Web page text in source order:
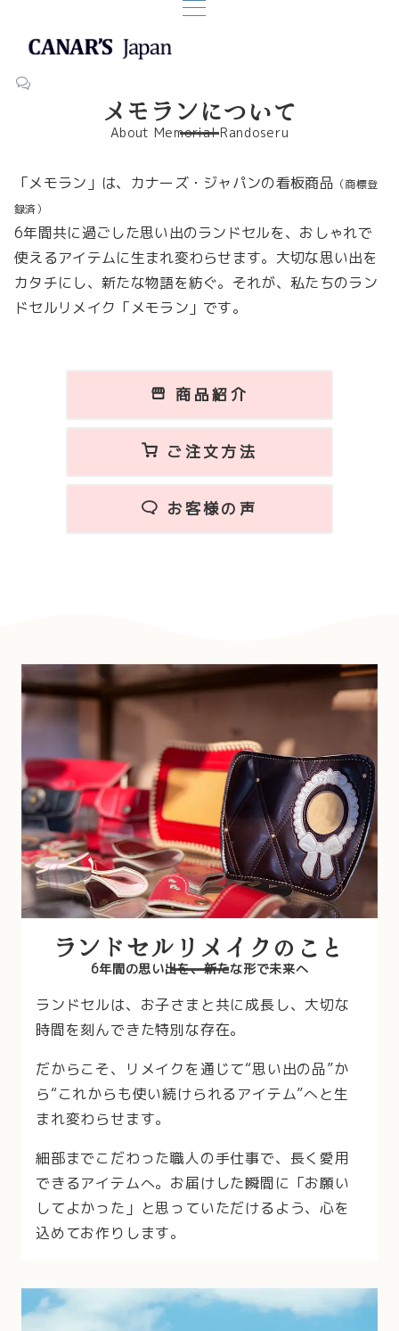
メモランについて
About Memorial Randoseru
「メモラン」は、カナーズ・ジャパンの看板商品 （商標登
録済）
6年間共に過ごした思い出のランドセルを、おしゃれで
使えるアイテムに生まれ変わらせます。大切な思い出を
カタチにし、新たな物語を紡ぐ。それが、私たちのラン
ドセルリメイク「メモラン」です。
商品紹介
ご注文方法
お客様の声
ランドセルリメイクのこと
6年間の思い出を、新たな形で未来へ
ランドセルは、お子さまと共に成長し、大切な
時間を刻んできた特別な存在。
だからこそ、リメイクを通じて“思い出の品”か
ら“これからも使い続けられるアイテム”へと生
まれ変わらせます。
細部までこだわった職人の手仕事で、長く愛用
できるアイテムへ。お届けした瞬間に「お願い
してよかった」と思っていただけるよう、心を
込めてお作りします。